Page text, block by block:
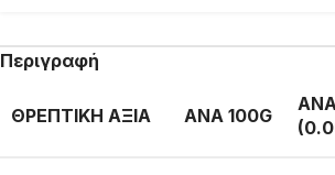
Περιγραφή
ΘΡΕΠΤΙΚΗ ΑΞΙΑ ΑΝΑ 100G